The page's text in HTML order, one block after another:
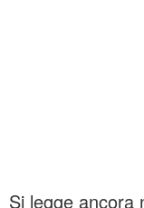
Si legge ancora